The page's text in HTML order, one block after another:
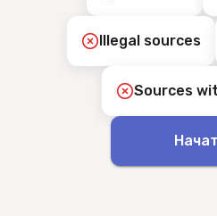
Illegal sources
Sources